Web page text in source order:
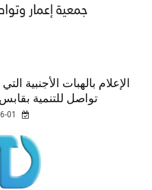
الإعلام بالهبات الأجنبية
تواصل للتنمية بقابس بتاريخ